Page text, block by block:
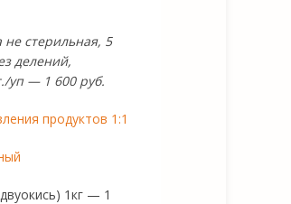
не стерильная, 5
делений,
уп — 1 600 руб.
продуктов 1:1
1кг — 1